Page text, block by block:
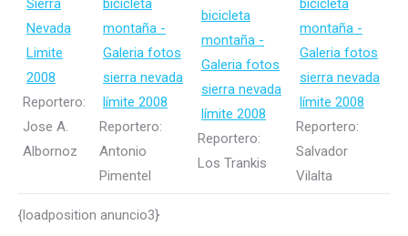
Reportero:
Jose A.
Albornoz
Reportero:
Antonio
Pimentel
Reportero:
Los Trankis
Reportero:
Salvador
Vilalta
{loadposition anuncio3}